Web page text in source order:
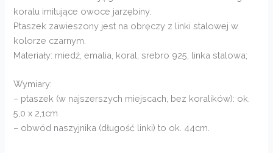
koralu imitujące owoce jarzębiny.
Ptaszek zawieszony jest na obręczy z linki stalowej w
kolorze czarnym.
Materiały: miedź, emalia, koral, srebro 925, linka stalowa;
Wymiary:
– ptaszek (w najszerszych miejscach, bez koralików): ok.
5,0 x 2,1cm
– obwód naszyjnika (długość linki) to ok. 44cm.